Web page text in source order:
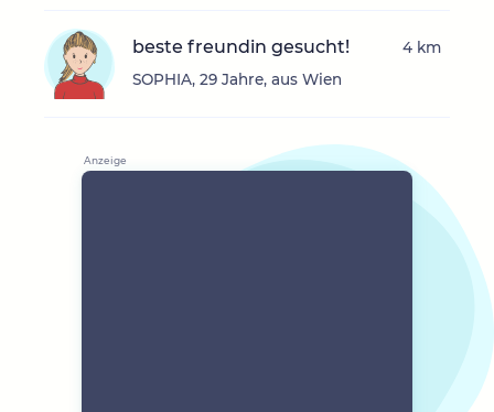
beste freundin gesucht!
SOPHIA, 29 Jahre, aus Wien
4 km